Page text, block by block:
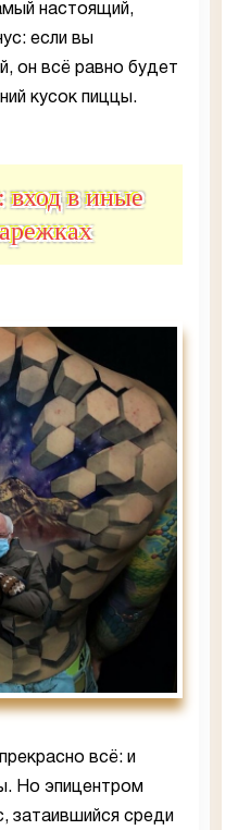
настоящий,
если вы
он всё равно будет
кусок пиццы.
в иные
всё: и
Но эпицентром
затаившийся среди